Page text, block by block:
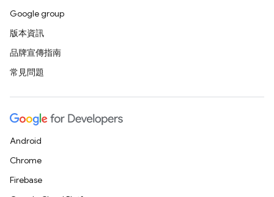
Google group
版本資訊
品牌宣傳指南
常見問題
Android
Chrome
Firebase